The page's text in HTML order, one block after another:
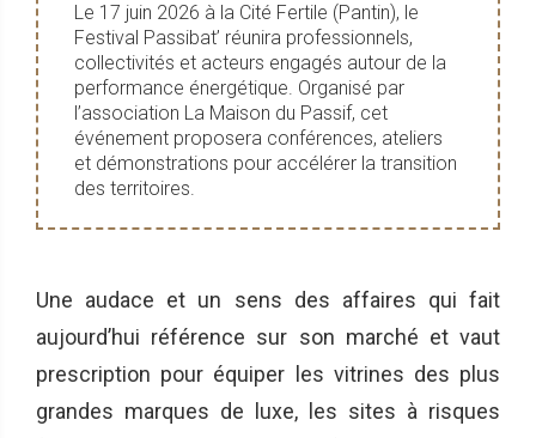
Le 17 juin 2026 à la Cité Fertile (Pantin), le
Festival Passibat’ réunira professionnels,
collectivités et acteurs engagés autour de la
performance énergétique. Organisé par
l’association La Maison du Passif, cet
événement proposera conférences, ateliers
et démonstrations pour accélérer la transition
des territoires.
Une audace et un sens des affaires qui fait
aujourd’hui référence sur son marché et vaut
prescription pour équiper les vitrines des plus
grandes marques de luxe, les sites à risques